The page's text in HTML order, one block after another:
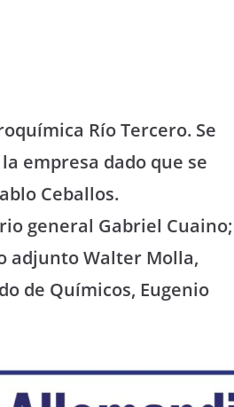
Río Tercero. Se
empresa dado que se
Ceballos.
general Gabriel
adjunto Walter Molla,
de Químicos, Eugenio